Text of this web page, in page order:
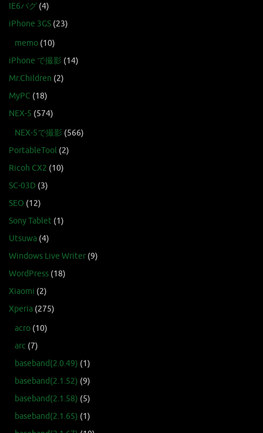
IE6バグ (4)
iPhone 3GS (23)
memo (10)
iPhone で撮影 (14)
Mr.Children (2)
MyPC (18)
NEX-5 (574)
NEX-5で撮影 (566)
PortableTool (2)
Ricoh CX2 (10)
SC-03D (3)
SEO (12)
Sony Tablet (1)
Utsuwa (4)
Windows Live Writer (9)
WordPress (18)
Xiaomi (2)
Xperia (275)
acro (10)
arc (7)
baseband(2.0.49) (1)
baseband(2.1.52) (9)
baseband(2.1.58) (5)
baseband(2.1.65) (1)